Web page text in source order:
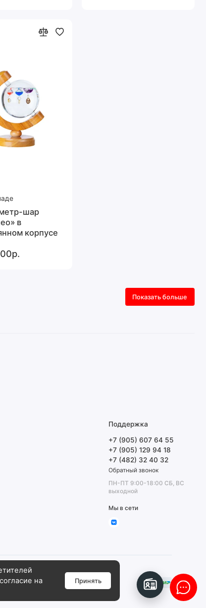
шар
в
корпусе
Показать больше
на
Принять
Поддержка
+7 (905) 607 64 55
+7 (905) 129 94 18
+7 (482) 32 40 32
Обратный звонок
ПН-ПТ 9:00-18:00 СБ, ВС
выходной
Мы в сети